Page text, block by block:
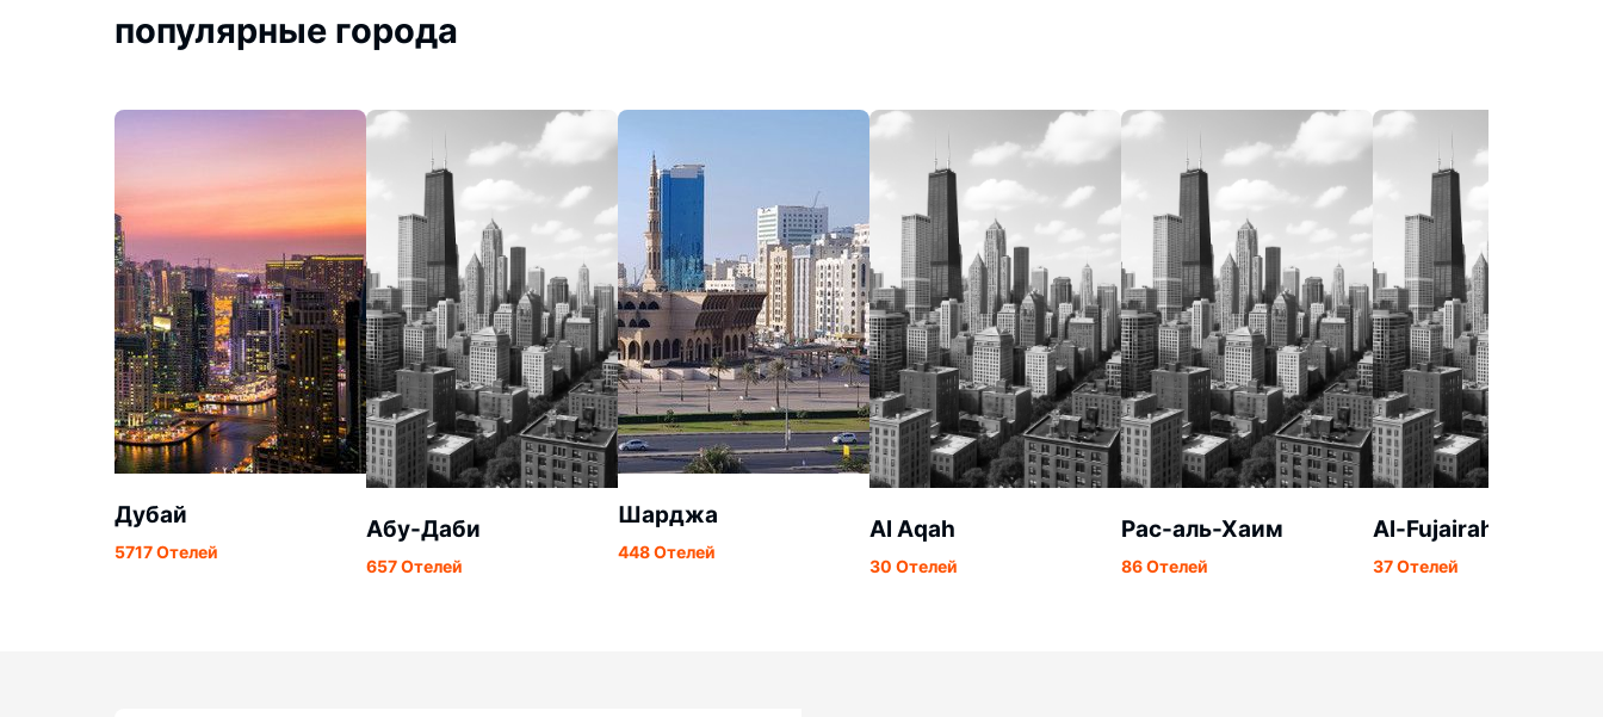
популярные города
Дубай
5717 Отелей
Абу-Даби
657 Отелей
Шарджа
448 Отелей
Al Aqah
30 Отелей
Рас-аль-Хаим
86 Отелей
Al-Fujairah
37 Отелей